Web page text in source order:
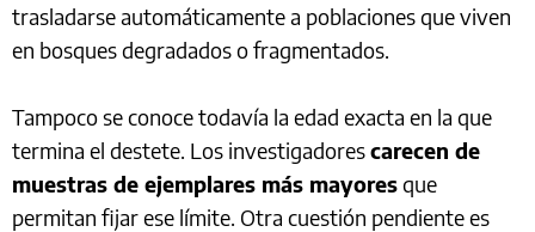
trasladarse automáticamente a poblaciones que viven
en bosques degradados o fragmentados.
Tampoco se conoce todavía la edad exacta en la que
termina el destete. Los investigadorescarecen de
muestras de ejemplares más mayoresque
permitan fijar ese límite. Otra cuestión pendiente es